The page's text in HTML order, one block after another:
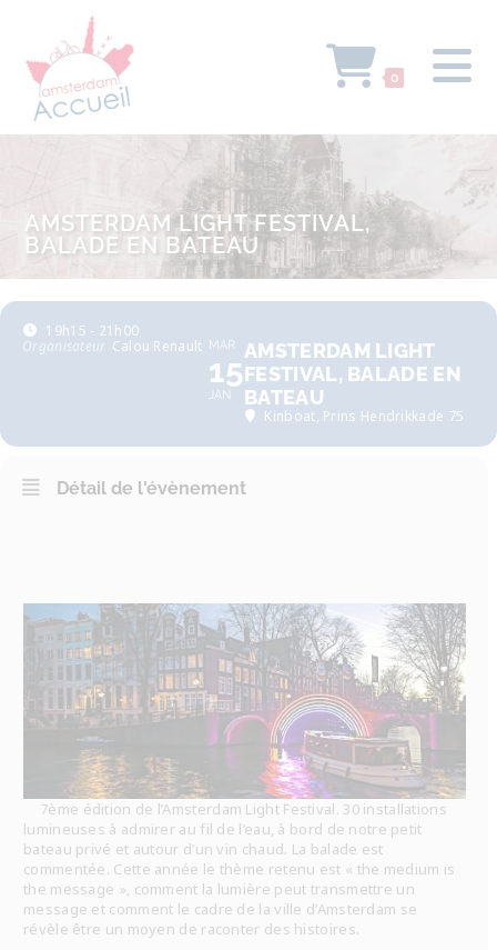
0
AMSTERDAM LIGHT FESTIVAL,
BALADE EN BATEAU
19h15 - 21h00
Organisateur Calou Renault MAR
15
JAN
AMSTERDAM LIGHT
FESTIVAL, BALADE EN
BATEAU
Kinboat, Prins Hendrikkade 75
Détail de l'évènement
7ème édition de l’Amsterdam Light Festival. 30 installations
lumineuses à admirer au fil de l’eau, à bord de notre petit
bateau privé et autour d’un vin chaud. La balade est
commentée. Cette année le thème retenu est « the medium is
the message », comment la lumière peut transmettre un
message et comment le cadre de la ville d’Amsterdam se
révèle être un moyen de raconter des histoires.